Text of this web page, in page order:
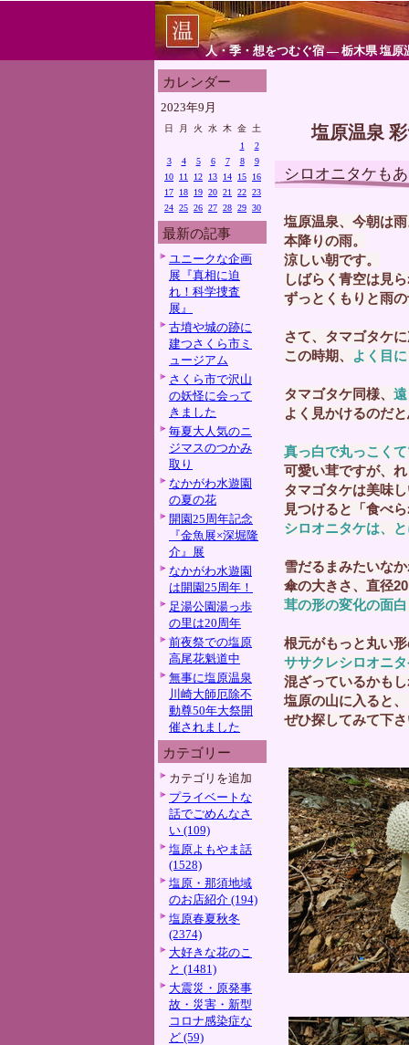
人・季・想をつむぐ宿 ― 栃木県 塩原
カレンダー
2023年9月
日 月 火 水 木 金
土
1
2
3
4 5 6 7 8
9
10
11 12 13 14 15
16
17
18 19 20 21 22 23
24 25 26 27 28 29 30
最新の記事
ユニークな企画
展『真相に迫
れ！科学捜査
展』
古墳や城の跡に
建つさくら市ミ
ュージアム
さくら市で沢山
の妖怪に会って
きました
毎夏大人気のニ
ジマスのつかみ
取り
なかがわ水遊園
の夏の花
開園25周年記念
『金魚展×深堀隆
介』展
なかがわ水遊園
は開園25周年！
足湯公園湯っ歩
の里は20周年
前夜祭での塩原
高尾花魁道中
無事に塩原温泉
川崎大師厄除不
動尊50年大祭開
催されました
カテゴリー
カテゴリを追加
プライベートな
話でごめんなさ
い (109)
塩原よもやま話
(1528)
塩原・那須地域
のお店紹介 (194)
塩原春夏秋冬
(2374)
大好きな花のこ
と (1481)
大震災・原発事
故・災害・新型
コロナ感染症な
ど (59)
塩原温泉
シロオニタケも
塩原温泉、今朝は
本降りの雨。
涼しい朝です。
しばらく青空は見
ずっとくもりと雨
さて、タマゴタケ
この時期、
よく目
タマゴタケ同様、
よく見かけるのだ
真っ白で丸っこく
可愛い茸ですが、
タマゴタケは美味
見つけると「食べ
シロオニタケは、
雪だるまみたいな
傘の大きさ、直径
茸の形の変化の面
根元がもっと丸い
ササクレシロオニ
混ざっているかも
塩原の山に入ると
ぜひ探してみて下